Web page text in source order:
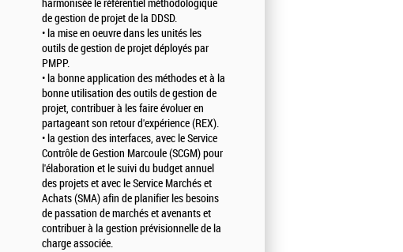
harmonisée le référentiel méthodologique
de gestion de projet de la DDSD.
• la mise en oeuvre dans les unités les
outils de gestion de projet déployés par
PMPP.
• la bonne application des méthodes et à la
bonne utilisation des outils de gestion de
projet, contribuer à les faire évoluer en
partageant son retour d'expérience (REX).
• la gestion des interfaces, avec le Service
Contrôle de Gestion Marcoule (SCGM) pour
l'élaboration et le suivi du budget annuel
des projets et avec le Service Marchés et
Achats (SMA) afin de planifier les besoins
de passation de marchés et avenants et
contribuer à la gestion prévisionnelle de la
charge associée.